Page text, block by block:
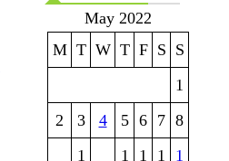
May 2022
M T W T F S S
1
2
3 4 5 6 7 8
1
1
1
1
1